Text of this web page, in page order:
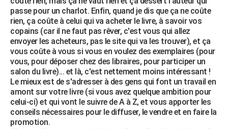
passe pour un charlot. Enfin, quand je dis que ça ne coûte
rien, ça coûte à celui qui va acheter le livre, à savoir vos
copains (car il ne faut pas rêver, c'est vous qui allez
envoyer les acheteurs, pas le site qui va les trouver), et ça
vous coûte à vous si vous en voulez des exemplaires (pour
vous, pour déposer chez des libraires, pour participer un
salon du livre)... et là, c'est nettement moins intéressant !
Le mieux est de s'adresser à des gens qui font un travail en
amont sur votre livre (si vous avez quelque ambition pour
celui-ci) et qui vont le suivre de A à Z, et vous apporter les
conseils nécessaires pour le diffuser, le vendre et en faire la
promotion.